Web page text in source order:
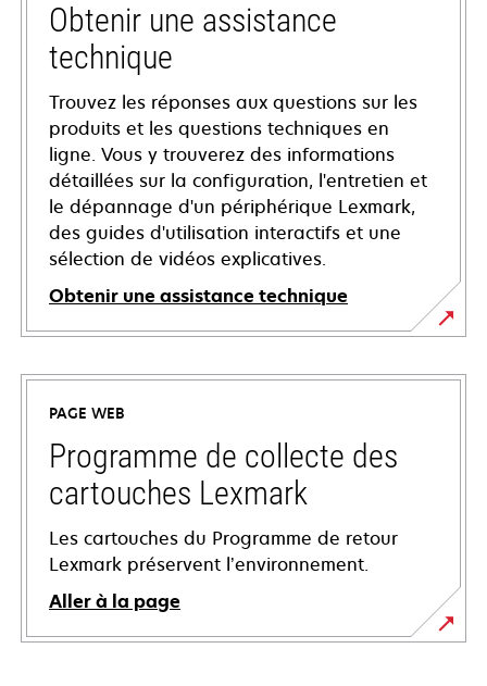
Obtenir une assistance
technique
Trouvez les réponses aux questions sur les
produits et les questions techniques en
ligne. Vous y trouverez des informations
détaillées sur la configuration, l'entretien et
le dépannage d'un périphérique Lexmark,
des guides d'utilisation interactifs et une
sélection de vidéos explicatives.
Obtenir une assistance technique
s’ouvre
dans
nouvel
onglet
PAGE WEB
Programme de collecte des
cartouches Lexmark
Les cartouches du Programme de retour
Lexmark préservent l’environnement.
Aller à la page